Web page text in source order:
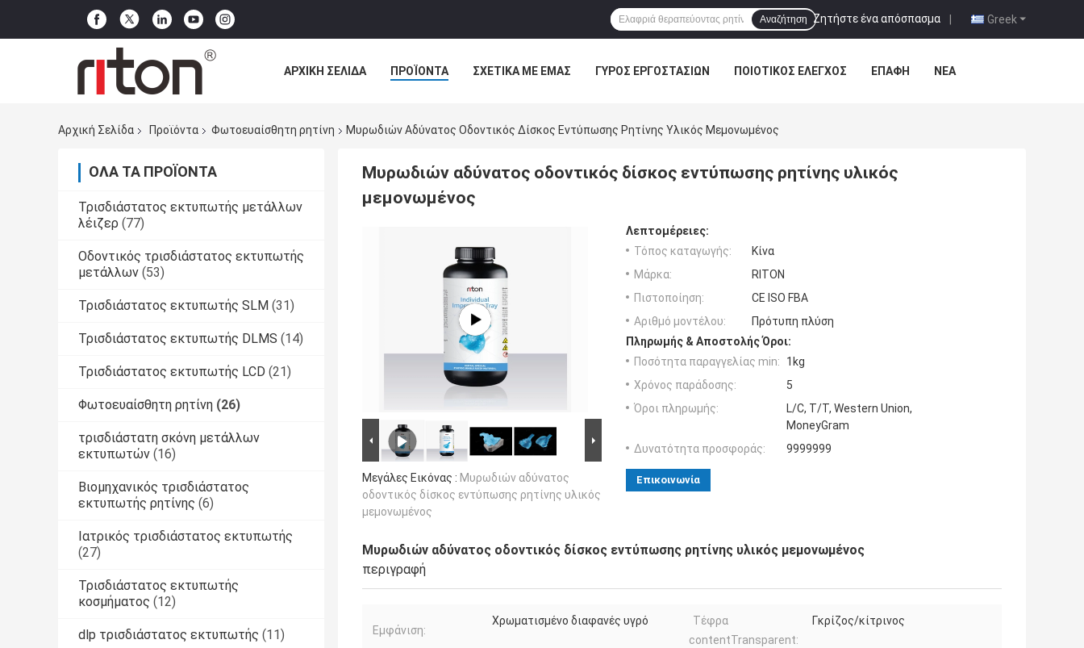
Greek
Ζητήστε ένα απόσπασμα |
Αναζήτηση
ΑΡΧΙΚΉ ΣΕΛΊΔΑ ΠΡΟΪΌΝΤΑ ΣΧΕΤΙΚΆ ΜΕ ΕΜΆΣ ΓΎΡΟΣ ΕΡΓΟΣΤΑΣΊΩΝ ΠΟΙΟΤΙΚΌΣ ΈΛΕΓΧΟΣ ΕΠΑΦΉ ΝΈΑ
Αρχική Σελίδα
Προϊόντα Φωτοευαίσθητη ρητίνη Μυρωδιών Αδύνατος Οδοντικός Δίσκος Εντύπωσης Ρητίνης Υλικός Μεμονωμένος
ΌΛΑ ΤΑ ΠΡΟΪΌΝΤΑ
Τρισδιάστατος εκτυπωτής μετάλλων
λέιζερ (77)
Οδοντικός τρισδιάστατος εκτυπωτής
μετάλλων (53)
Τρισδιάστατος εκτυπωτής SLM (31)
Τρισδιάστατος εκτυπωτής DLMS (14)
Τρισδιάστατος εκτυπωτής LCD (21)
Φωτοευαίσθητη ρητίνη (26)
τρισδιάστατη σκόνη μετάλλων
εκτυπωτών (16)
Βιομηχανικός τρισδιάστατος
εκτυπωτής ρητίνης (6)
Ιατρικός τρισδιάστατος εκτυπωτής
(27)
Τρισδιάστατος εκτυπωτής
κοσμήματος (12)
dlp τρισδιάστατος εκτυπωτής (11)
Μυρωδιών αδύνατος οδοντικός δίσκος εντύπωσης ρητίνης υλικός
μεμονωμένος
Μεγάλες Εικόνας : Μυρωδιών αδύνατος
οδοντικός δίσκος εντύπωσης ρητίνης υλικός
μεμονωμένος
Λεπτομέρειες:
Τόπος καταγωγής:
Κίνα
Μάρκα:
RITON
Πιστοποίηση:
CE ISO FBA
Αριθμό μοντέλου:
Πρότυπη πλύση
Πληρωμής & Αποστολής Όροι:
Ποσότητα παραγγελίας min:
1kg
Χρόνος παράδοσης:
5
Όροι πληρωμής:
L/C, T/T, Western Union,
MoneyGram
Δυνατότητα προσφοράς:
9999999
Επικοινωνία
Μυρωδιών αδύνατος οδοντικός δίσκος εντύπωσης ρητίνης υλικός μεμονωμένος
περιγραφή
Εμφάνιση:
Χρωματισμένο διαφανές υγρό
Τέφρα
contentTransparent:
Γκρίζος/κίτρινος